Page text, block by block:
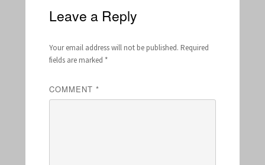
Leave a Reply
Your email address will not be published. Required
fields are marked *
COMMENT *